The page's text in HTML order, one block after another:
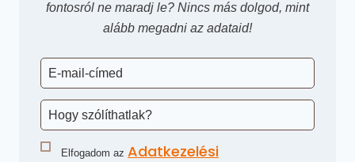
fontosról ne maradj le? Nincs más dolgod, mint
alább megadni az adataid!
Elfogadom az Adatkezelési